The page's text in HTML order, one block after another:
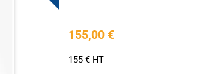
155,00 €
155 € HT